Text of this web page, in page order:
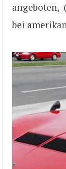
angeboten,
bei